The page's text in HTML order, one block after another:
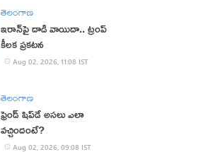
తెలంగాణ
ఇరాన్‌పై దాడి వాయిదా.. ట్రంప్
కీలక ప్రకటన
Aug 02, 2026, 11:08 IST
తెలంగాణ
ఫ్రెండ్ షిప్‌డే అసలు ఎలా
వచ్చిందంటే?
Aug 02, 2026, 09:08 IST